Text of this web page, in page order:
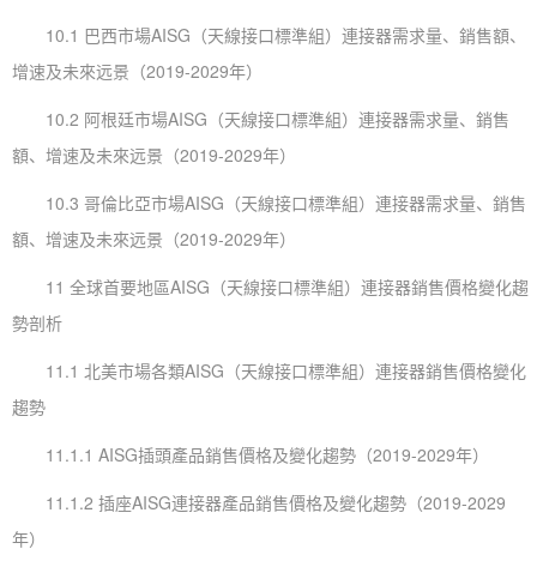
10.1 巴西市場AISG（天線接口標準組）連接器需求量、銷售額、
增速及未來远景（2019-2029年）
10.2 阿根廷市場AISG（天線接口標準組）連接器需求量、銷售
額、增速及未來远景（2019-2029年）
10.3 哥倫比亞市場AISG（天線接口標準組）連接器需求量、銷售
額、增速及未來远景（2019-2029年）
11 全球首要地區AISG（天線接口標準組）連接器銷售價格變化趨
勢剖析
11.1 北美市場各類AISG（天線接口標準組）連接器銷售價格變化
趨勢
11.1.1 AISG插頭產品銷售價格及變化趨勢（2019-2029年）
11.1.2 插座AISG連接器產品銷售價格及變化趨勢（2019-2029
年）